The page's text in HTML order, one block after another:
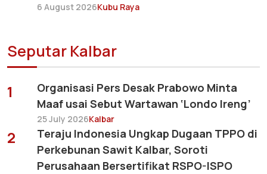
6 August 2026Kubu Raya
Seputar Kalbar
1
Organisasi Pers Desak Prabowo Minta
Maaf usai Sebut Wartawan ‘Londo Ireng’
25 July 2026Kalbar
2
Teraju Indonesia Ungkap Dugaan TPPO di
Perkebunan Sawit Kalbar, Soroti
Perusahaan Bersertifikat RSPO-ISPO